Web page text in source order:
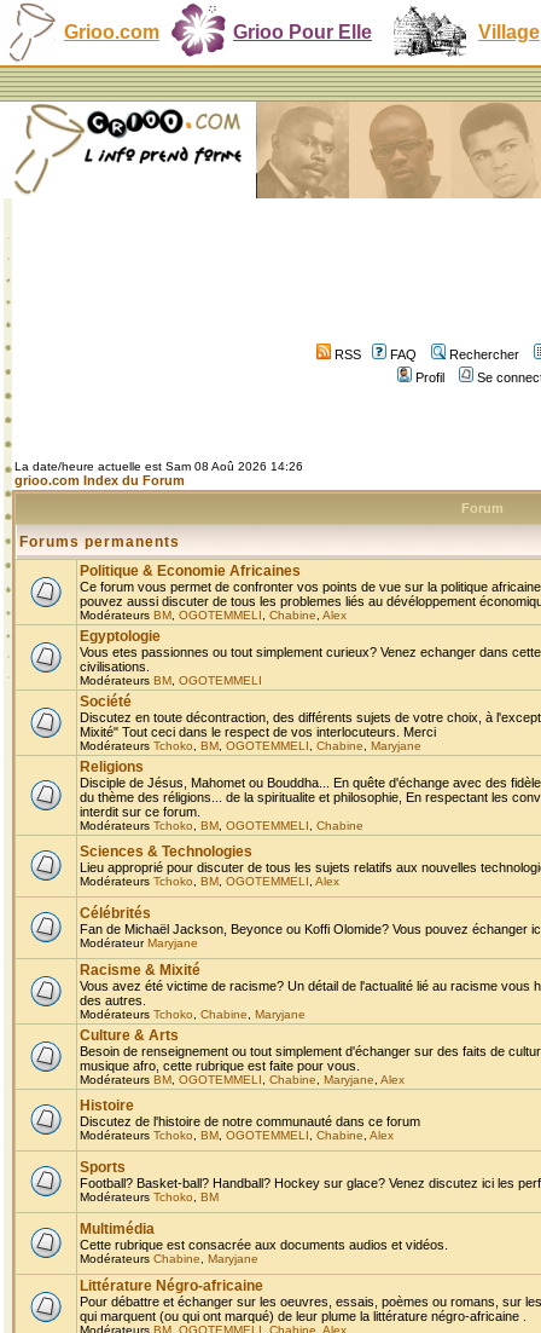
Grioo.com Grioo Pour Elle Village
RSS FAQ
Rechercher
Profil
Se
La date/heure actuelle est Sam 08 Aoû 2026 14:26
grioo.com Index du Forum
Forum
Forums permanents
Politique & Economie Africaines
Ce forum vous permet de confronter vos points de vue sur la politique
pouvez aussi discuter de tous les problemes liés au dévéloppement
Modérateurs BM OGOTEMMELI Chabine Alex
Egyptologie
Vous etes passionnes ou tout simplement curieux? Venez echanger dans
civilisations.
Modérateurs BM OGOTEMMELI
Société
Discutez en toute décontraction, des différents sujets de votre choix, à
Mixité" Tout ceci dans le respect de vos interlocuteurs. Merci
Modérateurs Tchoko BM OGOTEMMELI Chabine Maryjane
Religions
Disciple de Jésus, Mahomet ou Bouddha... En quête d'échange avec des
du thème des réligions... de la spiritualite et philosophie, En respectant les
interdit sur ce forum.
Modérateurs Tchoko BM OGOTEMMELI Chabine
Sciences & Technologies
Lieu approprié pour discuter de tous les sujets relatifs aux nouvelles
Modérateurs Tchoko BM OGOTEMMELI Alex
Célébrités
Fan de Michaël Jackson, Beyonce ou Koffi Olomide? Vous pouvez échanger
ModérateurMaryjane
Racisme & Mixité
Vous avez été victime de racisme? Un détail de l'actualité lié au racisme
des autres.
Modérateurs Tchoko Chabine Maryjane
Culture & Arts
Besoin de renseignement ou tout simplement d'échanger sur des faits de
musique afro, cette rubrique est faite pour vous.
Modérateurs BM OGOTEMMELI Chabine Maryjane Alex
Histoire
Discutez de l'histoire de notre communauté dans ce forum
Modérateurs Tchoko BM OGOTEMMELI Chabine Alex
Sports
Football? Basket-ball? Handball? Hockey sur glace? Venez discutez ici les
Modérateurs Tchoko BM
Multimédia
Cette rubrique est consacrée aux documents audios et vidéos.
Modérateurs Chabine Maryjane
Littérature Négro-africaine
Pour débattre et échanger sur les oeuvres, essais, poèmes ou romans, sur
qui marquent (ou qui ont marqué) de leur plume la littérature négro-africaine .
Modérateurs BM OGOTEMMELI Chabine Alex